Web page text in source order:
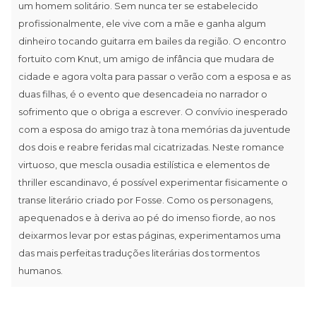
um homem solitário. Sem nunca ter se estabelecido
profissionalmente, ele vive com a mãe e ganha algum
dinheiro tocando guitarra em bailes da região. O encontro
fortuito com Knut, um amigo de infância que mudara de
cidade e agora volta para passar o verão com a esposa e as
duas filhas, é o evento que desencadeia no narrador o
sofrimento que o obriga a escrever. O convívio inesperado
com a esposa do amigo traz à tona memórias da juventude
dos dois e reabre feridas mal cicatrizadas. Neste romance
virtuoso, que mescla ousadia estilística e elementos de
thriller escandinavo, é possível experimentar fisicamente o
transe literário criado por Fosse. Como os personagens,
apequenados e à deriva ao pé do imenso fiorde, ao nos
deixarmos levar por estas páginas, experimentamos uma
das mais perfeitas traduções literárias dos tormentos
humanos.